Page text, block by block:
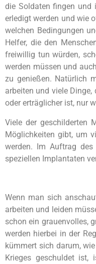
die Soldaten fingen und
erledigt werden und wie
welchen Bedingungen
Helfer, die den
freiwillig tun würden,
werden müssen und
zu genießen. Natürlich
arbeiten und viele
oder erträglicher ist, nur
Viele der geschilderten
Möglichkeiten gibt, um
werden. Im Auftrag
speziellen Implantaten
Wenn man sich
arbeiten und leiden
schon ein grauenvolles,
werden hierbei in der
kümmert sich darum,
Krieges geschuldet ist,